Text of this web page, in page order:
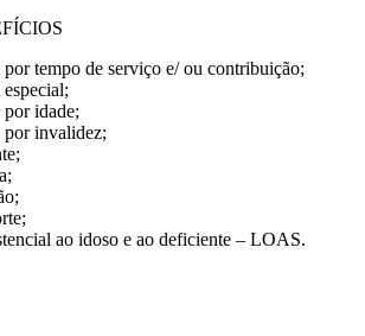
tempo de serviço e/ ou contribuição;
idade;
por invalidez;
ao idoso e ao deficiente – LOAS.